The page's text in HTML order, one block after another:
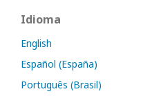
Idioma
English
Español (España)
Português (Brasil)